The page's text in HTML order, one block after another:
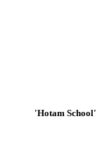
'Hotam School'